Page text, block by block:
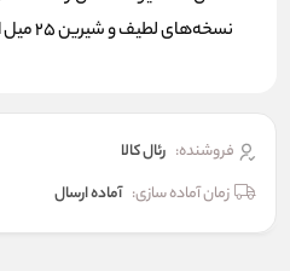
نسخه‌های لطیف و شیرین 25 میل این برند ...
فروشنده: رئال كالا
زمان آماده سازی: آماده ارسال